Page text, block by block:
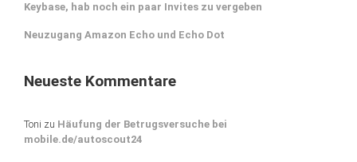
Keybase, hab noch ein paar Invites zu vergeben
Neuzugang Amazon Echo und Echo Dot
Neueste Kommentare
Toni zu Häufung der Betrugsversuche bei
mobile.de/autoscout24